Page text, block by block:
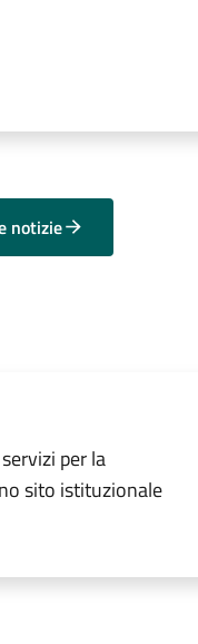
notizie
per la
sito istituzionale